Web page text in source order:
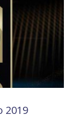
2019